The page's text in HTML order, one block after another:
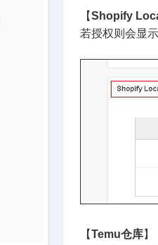
【Shopify
若授权则会显
【Temu仓库